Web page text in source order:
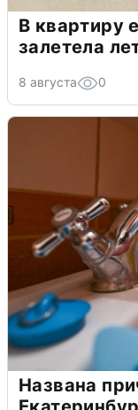
В квартиру
залетела
8 августа 0
Названа